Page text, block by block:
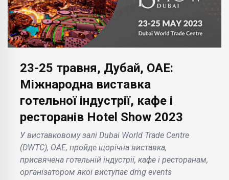
23-25 травня, Дубай, ОАЕ:
Міжнародна виставка
готельної індустрії, кафе і
ресторанів Hotel Show 2023
У виставковому залі Dubai World Trade Centre
(DWTC), ОАЕ, пройде щорічна виставка,
присвячена готельній індустрії, кафе і ресторанам,
організатором якої виступає dmg events